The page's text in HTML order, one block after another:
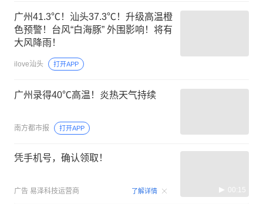
广州41.3℃！汕头37.3℃！升级高温橙
色预警！台风“白海豚” 外围影响！将有
大风降雨！
ilove汕头 打开APP
广州录得40℃高温！炎热天气持续
南方都市报 打开APP
凭手机号，确认领取！
广告 易泽科技运营商 了解详情 00:15